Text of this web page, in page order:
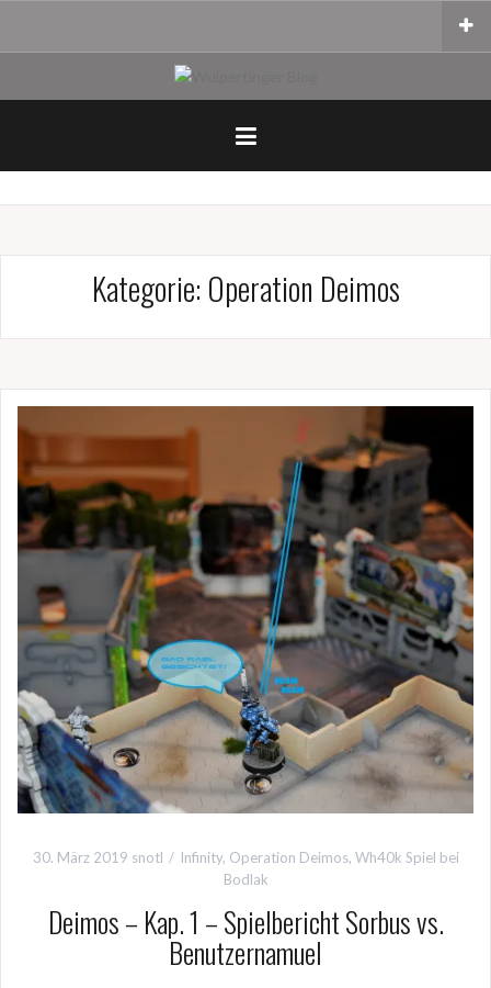
springen
Kategorie: Operation Deimos
30. März 2019 snotl Infinity, Operation Deimos, Wh40k Spiel bei
Bodlak
Deimos – Kap. 1 – Spielbericht Sorbus vs.
Benutzernamuel